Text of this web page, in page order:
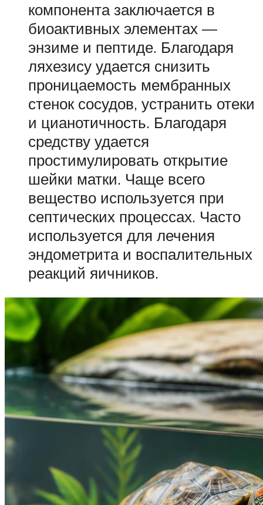
компонента заключается в
биоактивных элементах —
энзиме и пептиде. Благодаря
ляхезису удается снизить
проницаемость мембранных
стенок сосудов, устранить отеки
и цианотичность. Благодаря
средству удается
простимулировать открытие
шейки матки. Чаще всего
вещество используется при
септических процессах. Часто
используется для лечения
эндометрита и воспалительных
реакций яичников.